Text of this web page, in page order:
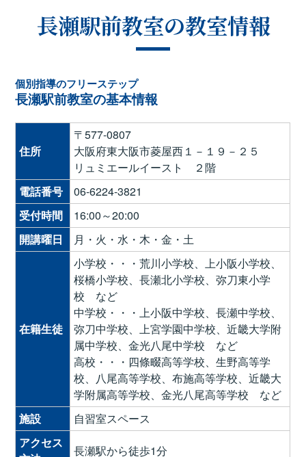
長瀬駅前教室の教室情報
個別指導のフリーステップ
長瀬駅前教室の基本情報
住所
〒577-0807
大阪府東大阪市菱屋西１－１９－２５
リュミエールイースト ２階
電話番号
06-6224-3821
受付時間
16:00～20:00
開講曜日
月・火・水・木・金・土
在籍生徒
小学校・・・荒川小学校、上小阪小学校、
桜橋小学校、長瀬北小学校、弥刀東小学
校 など
中学校・・・上小阪中学校、長瀬中学校、
弥刀中学校、上宮学園中学校、近畿大学附
属中学校、金光八尾中学校 など
高校・・・四條畷高等学校、生野高等学
校、八尾高等学校、布施高等学校、近畿大
学附属高等学校、金光八尾高等学校 など
施設
自習室スペース
アクセス
長瀬駅から徒歩1分